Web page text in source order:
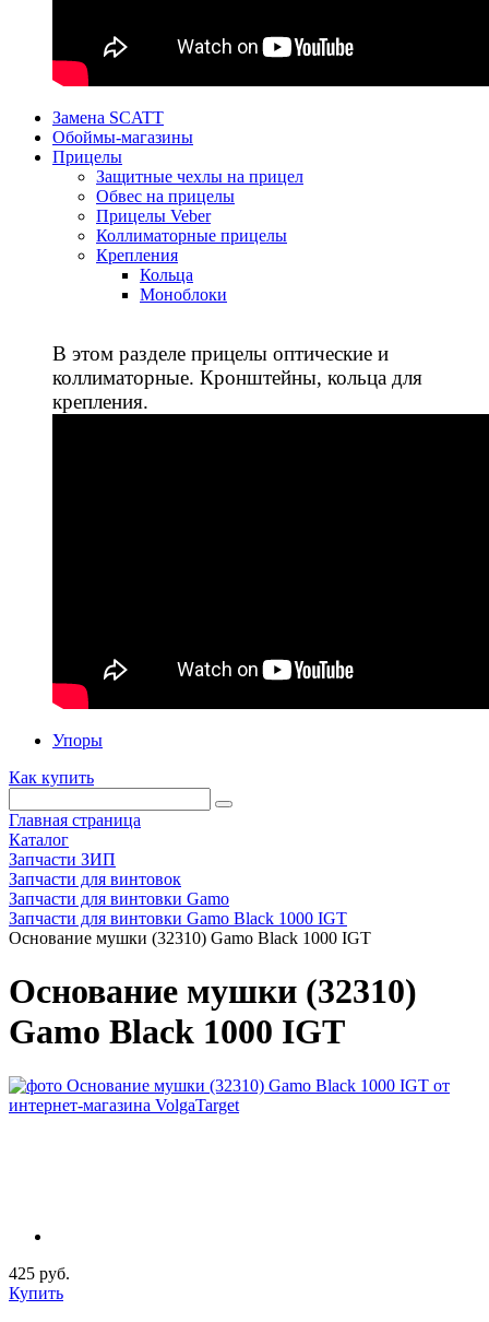
Замена SCATT
Обоймы-магазины
Прицелы
Защитные чехлы на прицел
Обвес на прицелы
Прицелы Veber
Коллиматорные прицелы
Крепления
Кольца
Моноблоки
В этом разделе прицелы оптические и
коллиматорные. Кронштейны, кольца для
крепления.
Упоры
Как купить
Главная страница
Каталог
Запчасти ЗИП
Запчасти для винтовок
Запчасти для винтовки Gamo
Запчасти для винтовки Gamo Black 1000 IGT
Основание мушки (32310) Gamo Black 1000 IGT
Основание мушки (32310)
Gamo Black 1000 IGT
425 руб.
Купить